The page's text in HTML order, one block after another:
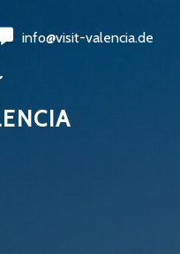
info@visit-valencia.de